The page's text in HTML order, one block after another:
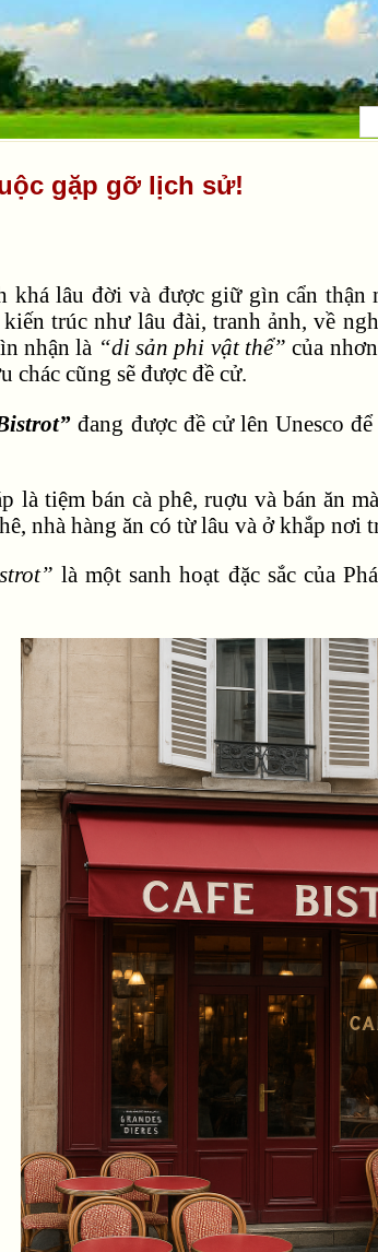
gặp gỡ lịch sử!
khá lâu đời và được giữ gìn cẩn thận
trúc như lâu đài, tranh ảnh, về
nhận là “di sản phi vật thể” của
chác cũng sẽ được đề cử.
đang được đề cử lên Unesco
là tiệm bán cà phê, ruợu và bán ăn
nhà hàng ăn có từ lâu và ở khắp nơi
là một sanh hoạt đặc sắc của